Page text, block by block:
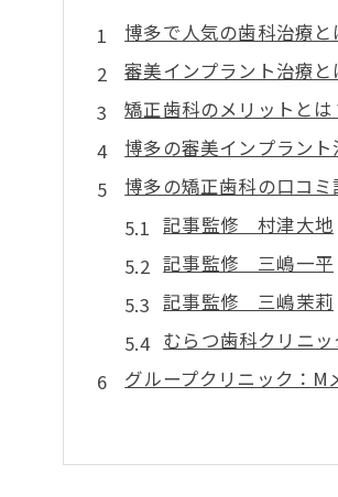
博多で人気の歯科治療と
審美インプラント治療と
矯正歯科のメリットとは
博多の審美インプラン
博多の矯正歯科の口コ
記事監修 村津大地
記事監修 三嶋一平
記事監修 三嶋茉莉
むらつ歯科クリニッ
グループクリニック：M